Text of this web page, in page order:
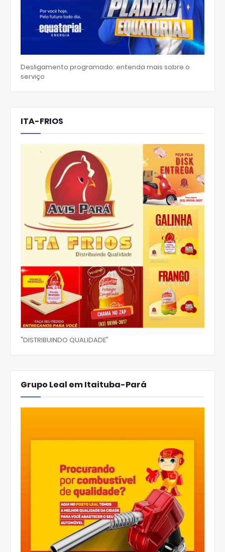
Desligamento programado: entenda mais sobre o
serviço
ITA-FRIOS
"DISTRIBUINDO QUALIDADE"
Grupo Leal em Itaituba-Pará